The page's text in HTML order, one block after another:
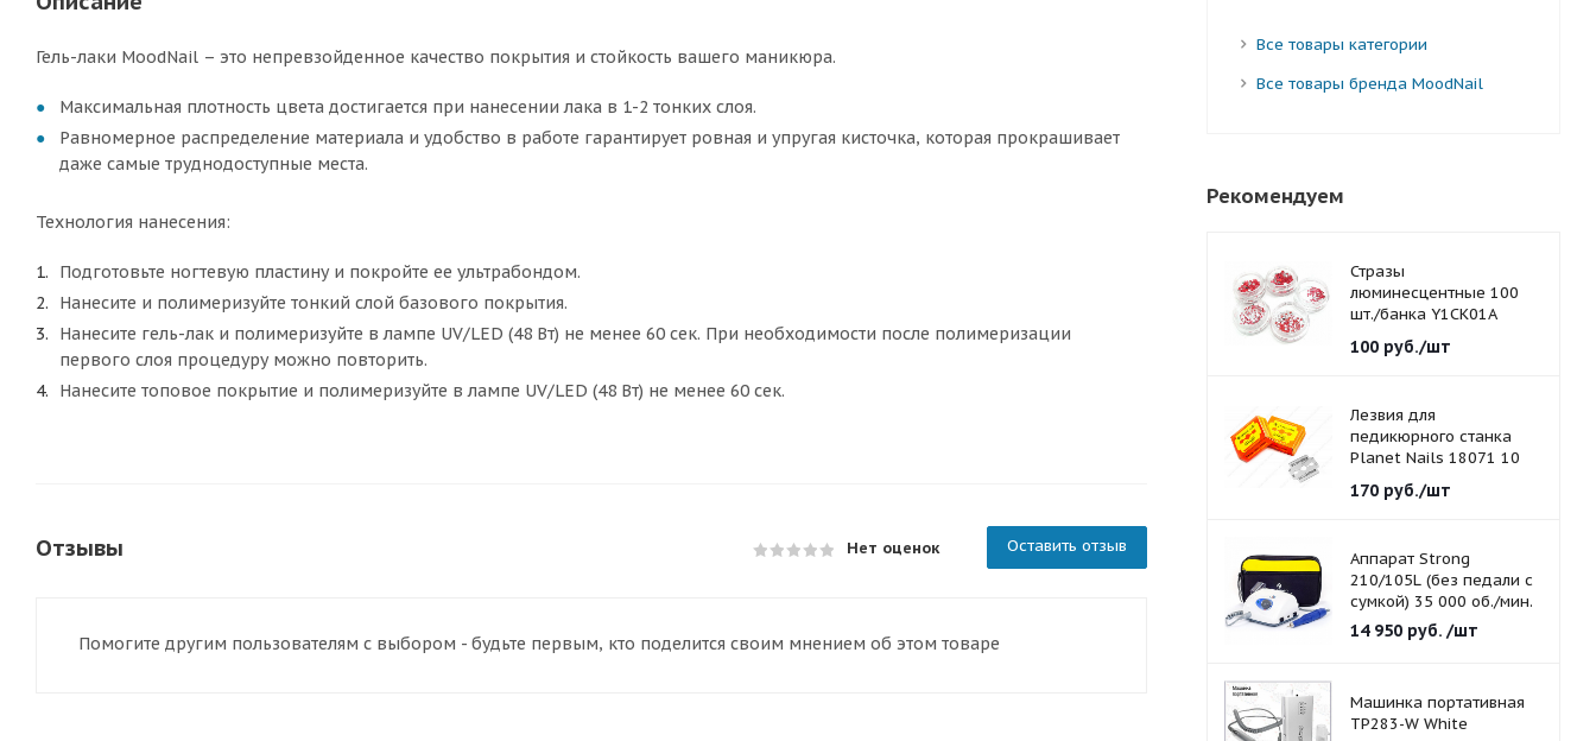
Гель-лаки MoodNail – это непревзойденное качество покрытия и стойкость вашего маникюра.
Максимальная плотность цвета достигается при нанесении лака в 1-2 тонких слоя.
Равномерное распределение материала и удобство в работе гарантирует ровная и упругая кисточка, которая прокрашивает
даже самые труднодоступные места.
Технология нанесения:
Подготовьте ногтевую пластину и покройте ее ультрабондом.
Нанесите и полимеризуйте тонкий слой базового покрытия.
Нанесите гель-лак и полимеризуйте в лампе UV/LED (48 Вт) не менее 60 сек. При необходимости после полимеризации
первого слоя процедуру можно повторить.
Нанесите топовое покрытие и полимеризуйте в лампе UV/LED (48 Вт) не менее 60 сек.
Отзывы Нет оценок Оставить отзыв
Помогите другим пользователям с выбором - будьте первым, кто поделится своим мнением об этом товаре
Все товары категории
Все товары бренда MoodNail
Рекомендуем
Стразы
люминесцентные 100
шт./банка Y1CK01A
красные 1,5 мм.
100руб./шт
Лезвия для
педикюрного станка
Planet Nails 18071 10
170руб./шт
Аппарат Strong
210/105L (без педали с
сумкой) 35 000 об./мин.
14 950руб. /шт
Машинка портативная
TP283-W White